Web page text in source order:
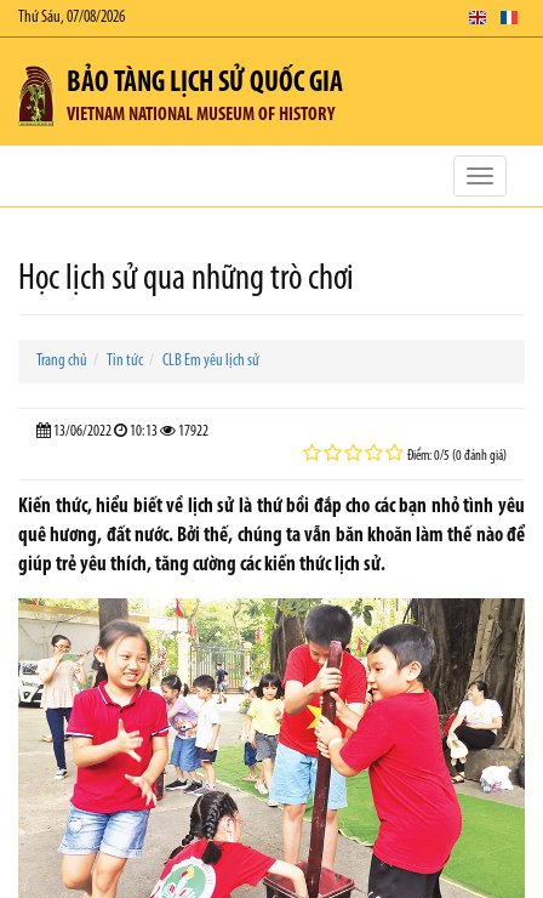
Thứ Sáu, 07/08/2026
BẢO TÀNG LỊCH SỬ QUỐC GIA
VIETNAM NATIONAL MUSEUM OF HISTORY
Toggle
Học lịch sử qua những trò chơi
Trang chủ Tin tức CLB Em yêu lịch sử
13/06/2022 10:13 17922
Điểm: 0/5 (0 đánh giá)
Kiến thức, hiểu biết về lịch sử là thứ bồi đắp cho các bạn nhỏ tình yêu
quê hương, đất nước. Bởi thế, chúng ta vẫn băn khoăn làm thế nào để
giúp trẻ yêu thích, tăng cường các kiến thức lịch sử.